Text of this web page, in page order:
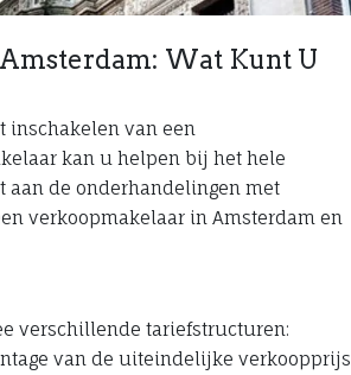
Wat Kunt U
inschakelen van een
kan u helpen bij het hele
aan de onderhandelingen met
verkoopmakelaar in Amsterdam en
verschillende tariefstructuren:
van de uiteindelijke verkoopprijs